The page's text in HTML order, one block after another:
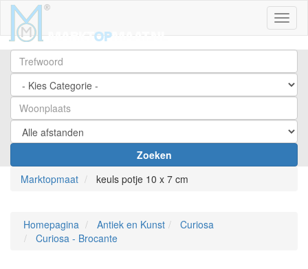
Zoeken
Marktopmaat
keuls potje 10 x 7 cm
Homepagina Antiek en Kunst
Curiosa
Curiosa - Brocante